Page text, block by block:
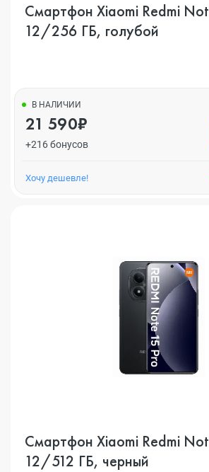
Смартфон Xiaomi Redmi
12/256 ГБ, голубой
В НАЛИЧИИ
21 590₽
+216 бонусов
Хочу дешевле!
Смартфон Xiaomi Redmi
12/512 ГБ, черный